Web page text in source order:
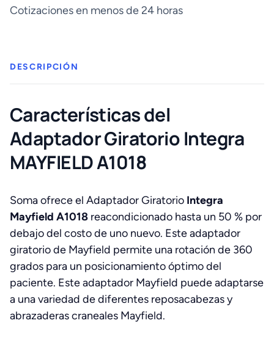
adaptador
Cotizaciones en menos de 24 horas
DESCRIPCIÓN
Características del
Adaptador Giratorio Integra
MAYFIELD A1018
Soma ofrece el Adaptador Giratorio Integra
Mayfield A1018 reacondicionado hasta un 50 % por
debajo del costo de uno nuevo. Este adaptador
giratorio de Mayfield permite una rotación de 360
grados para un posicionamiento óptimo del
paciente. Este adaptador Mayfield puede adaptarse
a una variedad de diferentes reposacabezas y
abrazaderas craneales Mayfield.